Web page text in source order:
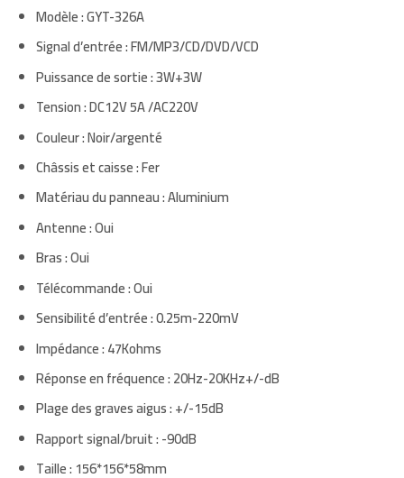
Modèle :GYT-326A
Signal d’entrée : FM/MP3/CD/DVD/VCD
Puissance de sortie : 3W+3W
Tension :DC12V 5A/AC220V
Couleur : Noir/argenté
Châssis et caisse : Fer
Matériau du panneau : Aluminium
Antenne : Oui
Bras : Oui
Télécommande : Oui
Sensibilité d’entrée : 0.25m-220mV
Impédance : 47Kohms
Réponse en fréquence : 20Hz-20KHz+/-dB
Plage des graves aigus : +/-15dB
Rapport signal/bruit : -90dB
Taille : 156*156*58mm